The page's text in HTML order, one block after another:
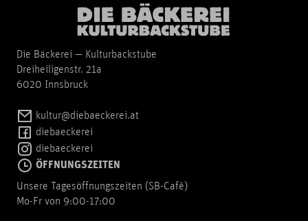
Die Bäckerei — Kulturbackstube
Dreiheiligenstr. 21a
6020 Innsbruck
kultur@diebaeckerei.at
diebaeckerei
diebaeckerei
ÖFFNUNGSZEITEN
Unsere Tagesöffnungszeiten (SB-Cafè)
Mo-Fr von 9:00-17:00